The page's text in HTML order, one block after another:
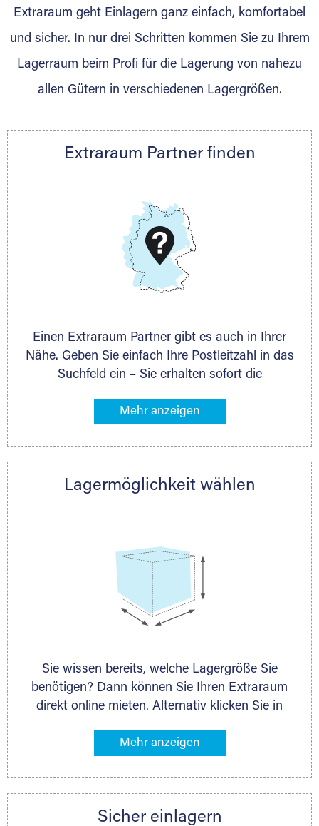
Digitale Buchungsplattform
Gewinnung von Neukunden
Nachricht.
Telefon:+49 6145 5442 - 404
DMG Aktiengesellschaft
www.dmg-ag.com
Extraraum geht Einlagern ganz einfach, komfortabel
und sicher. In nur drei Schritten kommen Sie zu Ihrem
Lagerraum beim Profi für die Lagerung von nahezu
allen Gütern in verschiedenen Lagergrößen.
Extraraum Partner finden
Einen Extraraum Partner gibt es auch in Ihrer
Nähe. Geben Sie einfach Ihre Postleitzahl in das
Suchfeld ein – Sie erhalten sofort die
Lagermöglichkeiten in Ihrer Nähe. An zahlreichen
direkt online mieten. Gibt es Extraraum noch
nächstgelegenen Partner und besprechen alles
Lagermöglichkeit wählen
Sie wissen bereits, welche Lagergröße Sie
benötigen? Dann können Sie Ihren Extraraum
direkt online mieten. Alternativ klicken Sie in
Gegenstände an, die Sie einlagern möchten –
ermittelt. Natürlich steht Ihnen Ihr Extraraum
persönlich hinsichtlich Lagervolumen und zu
Sicher einlagern